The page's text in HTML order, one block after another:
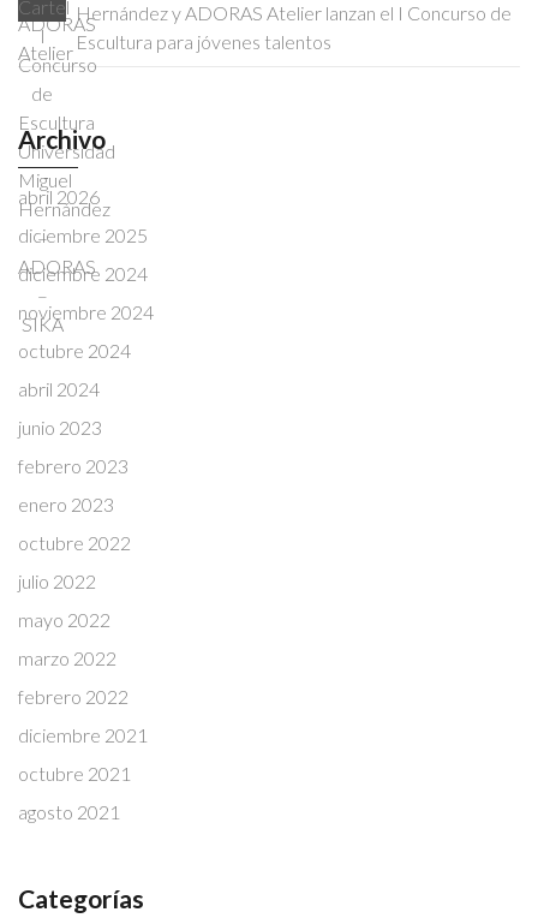
Hernández y ADORAS Atelier lanzan el I Concurso de
Escultura para jóvenes talentos
Archivo
abril 2026
diciembre 2025
diciembre 2024
noviembre 2024
octubre 2024
abril 2024
junio 2023
febrero 2023
enero 2023
octubre 2022
julio 2022
mayo 2022
marzo 2022
febrero 2022
diciembre 2021
octubre 2021
agosto 2021
Categorías